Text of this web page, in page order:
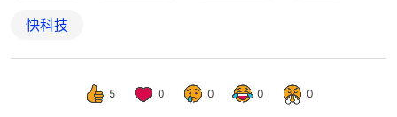
快科技
5 0 0 0 0